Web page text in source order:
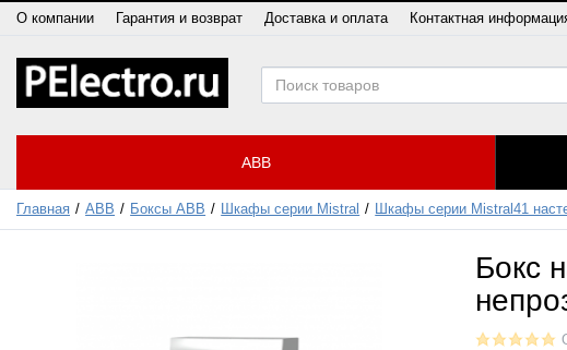
О компании Гарантия и возврат Доставка и оплата Контактная
ABB
Главная ABB Боксы ABB Шкафы серии Mistral Шкафы серии Mistral41
Бокс